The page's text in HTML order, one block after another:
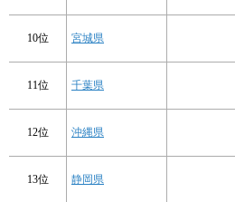
10位 宮城県
11位 千葉県
12位 沖縄県
13位 静岡県